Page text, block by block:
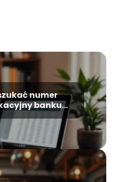
numer
banku
dlaczego ma to